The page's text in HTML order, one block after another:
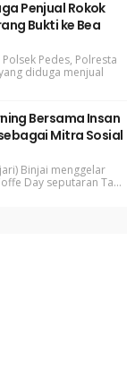
Penjual Rokok
Bukti ke Bea
Pedes, Polresta
diduga menjual
Bersama Insan
Mitra Sosial
Binjai menggelar
Day seputaran Ta...